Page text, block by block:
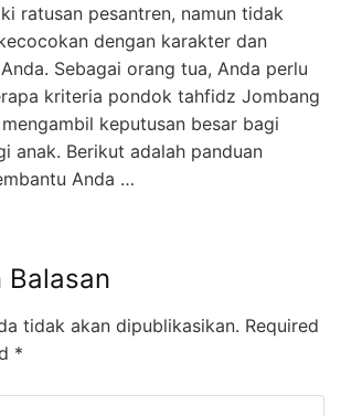
ratusan pesantren, namun tidak
dengan karakter dan
Sebagai orang tua, Anda perlu
kriteria pondok tahfidz Jombang
keputusan besar bagi
anak. Berikut adalah panduan
Anda …
Balasan
tidak akan dipublikasikan. Required
*